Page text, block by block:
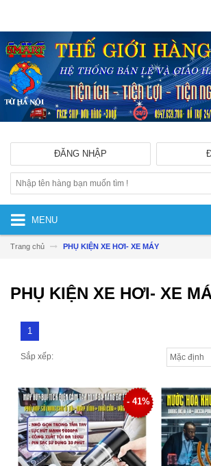
ĐĂNG NHẬP
MENU
Trang chủ PHỤ KIỆN XE HƠI- XE MÁY
PHỤ KIỆN XE HƠI- XE
Sắp xếp:
1
- 41%